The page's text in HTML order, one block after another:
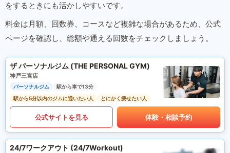
をするときにも活かしやすいです。
料金は月額、回数券、コースなど複雑な場合があるため、公式
ページを確認し、総額や通える回数をチェックしましょう。
ザ パーソナルジム (THE PERSONAL GYM)
神戸三宮店
パーソナルジム
駅から車で13分
駅から5分以内のジムに通いたい人
とにかく痩せたい人
公式サイトを見る 体験・相談予約
24/7ワークアウト (24/7Workout)